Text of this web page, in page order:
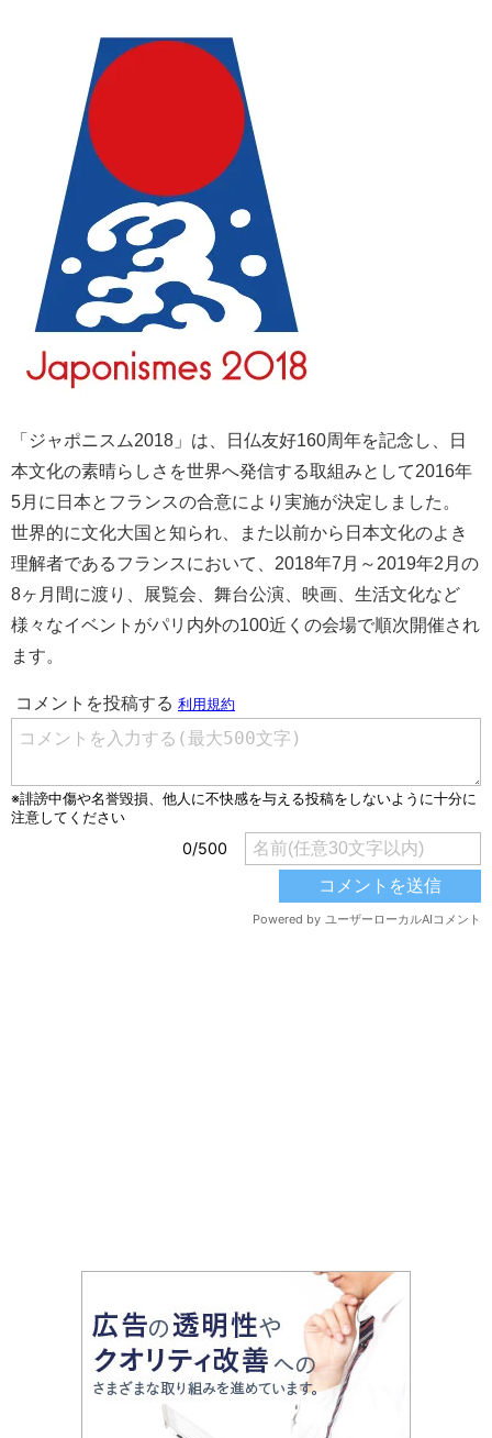
「ジャポニスム2018」は、日仏友好160周年を記念し、日
本文化の素晴らしさを世界へ発信する取組みとして2016年
5月に日本とフランスの合意により実施が決定しました。
世界的に文化大国と知られ、また以前から日本文化のよき
理解者であるフランスにおいて、2018年7月～2019年2月の
8ヶ月間に渡り、展覧会、舞台公演、映画、生活文化など
様々なイベントがパリ内外の100近くの会場で順次開催され
ます。